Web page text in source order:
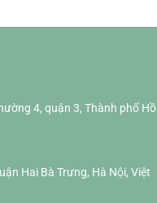
4, quận 3, Thành phố Hồ
Hai Bà Trưng, Hà Nội, Việt